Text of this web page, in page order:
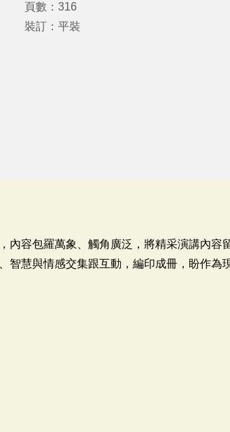
頁數：316
裝訂：平裝
內容包羅萬象、觸角廣泛，將精采演講內容
智慧與情感交集跟互動，編印成冊，盼作為